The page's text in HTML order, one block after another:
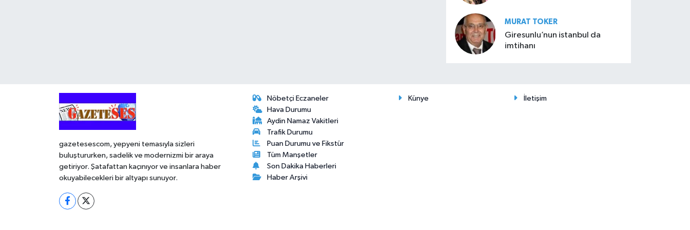
MURAT TOKER
Giresunlu’nun istanbul da
imtihanı
gazetesescom, yepyeni temasıyla sizleri
buluştururken, sadelik ve modernizmi bir araya
getiriyor. Şatafattan kaçınıyor ve insanlara haber
okuyabilecekleri bir altyapı sunuyor.
Nöbetçi Eczaneler
Hava Durumu
Aydin Namaz Vakitleri
Trafik Durumu
Puan Durumu ve Fikstür
Tüm Manşetler
Son Dakika Haberleri
Haber Arşivi
Künye İletişim